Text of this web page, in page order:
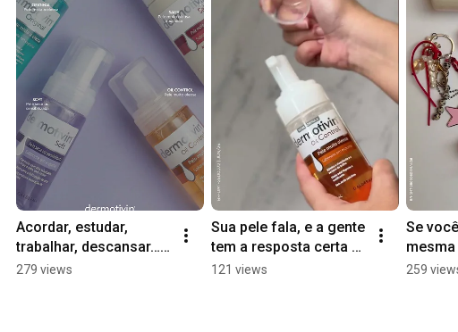
Acordar, estudar,
trabalhar, descansar…
Você precisa de uma
279 views
Sua pele fala, e a gente
tem a resposta certa
para cada necessidade
121 views
Se
às
259